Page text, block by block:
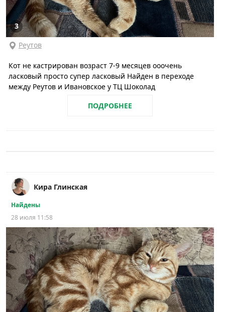
3
Реутов
Кот не кастрирован возраст 7-9 месяцев ооочень
ласковый просто супер ласковый Найден в переходе
между Реутов и Ивановское у ТЦ Шоколад
ПОДРОБНЕЕ
Кира Глинская
Найдены
28 июля 11:58